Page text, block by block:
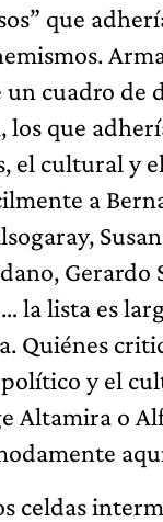
que
cuadro de
los que
el cultural y
a
Gerardo
la lista es
Quiénes
y el
Altamira o
celdas